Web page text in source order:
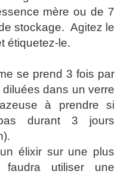
mère ou de 7
stockage. Agitez le
étiquetez-le.
se prend 3 fois par
dans un verre
à prendre si
durant 3 jours
élixir sur une plus
utiliser une